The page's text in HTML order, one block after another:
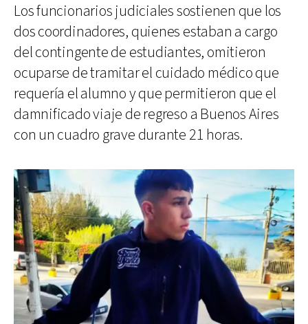
Los funcionarios judiciales sostienen que los
dos coordinadores, quienes estaban a cargo
del contingente de estudiantes, omitieron
ocuparse de tramitar el cuidado médico que
requería el alumno y que permitieron que el
damnificado viaje de regreso a Buenos Aires
con un cuadro grave durante 21 horas.